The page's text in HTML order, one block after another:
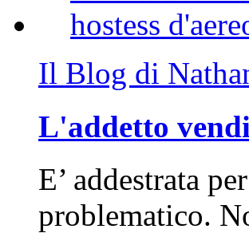
Il Blog di
L'addetto
E’ addestrata
problematico.